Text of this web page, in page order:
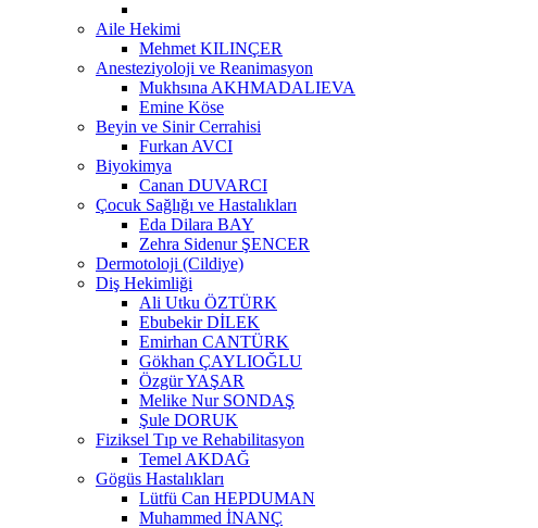
Aile Hekimi
Mehmet KILINÇER
Anesteziyoloji ve Reanimasyon
Mukhsına AKHMADALIEVA
Emine Köse
Beyin ve Sinir Cerrahisi
Furkan AVCI
Biyokimya
Canan DUVARCI
Çocuk Sağlığı ve Hastalıkları
Eda Dilara BAY
Zehra Sidenur ŞENCER
Dermotoloji (Cildiye)
Diş Hekimliği
Ali Utku ÖZTÜRK
Ebubekir DİLEK
Emirhan CANTÜRK
Gökhan ÇAYLIOĞLU
Özgür YAŞAR
Melike Nur SONDAŞ
Şule DORUK
Fiziksel Tıp ve Rehabilitasyon
Temel AKDAĞ
Gögüs Hastalıkları
Lütfü Can HEPDUMAN
Muhammed İNANÇ